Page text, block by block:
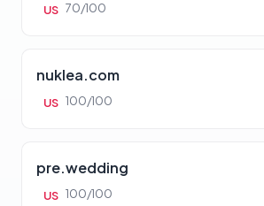
US 70/100
nuklea.com
US 100/100
pre.wedding
US 100/100